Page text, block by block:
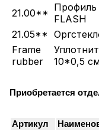
21.00** Профиль
FLASH
21.05**
Frame
rubber
10*0,5
Приобретается
Артикул